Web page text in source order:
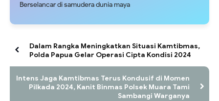
Berselancar di samudera dunia maya
Dalam Rangka Meningkatkan Situasi Kamtibmas,
Polda Papua Gelar Operasi Cipta Kondisi 2024
Intens Jaga Kamtibmas Terus Kondusif di Momen
Pilkada 2024, Kanit Binmas Polsek Muara Tami
Sambangi Warganya